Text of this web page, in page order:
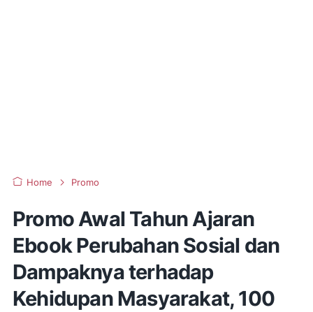
Home Promo
Promo Awal Tahun Ajaran
Ebook Perubahan Sosial dan
Dampaknya terhadap
Kehidupan Masyarakat, 100